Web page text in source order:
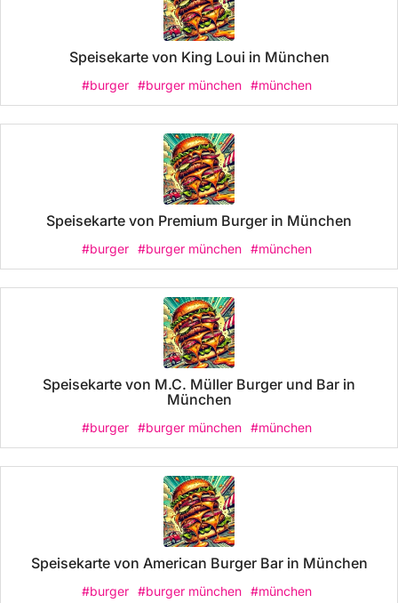
Speisekarte von King Loui in München
#burger #burger münchen #münchen
Speisekarte von Premium Burger in München
#burger #burger münchen #münchen
Speisekarte von M.C. Müller Burger und Bar in
München
#burger #burger münchen #münchen
Speisekarte von American Burger Bar in München
#burger #burger münchen #münchen